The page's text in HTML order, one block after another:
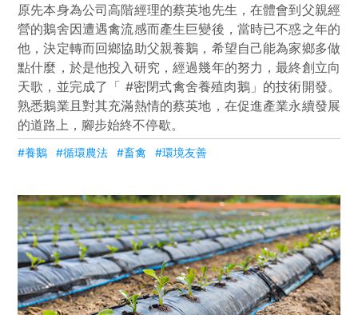
原先本身為公司高階經理的蔡英地先生，在體會到父親經
營的鵝舍因遭遇禽流感而產生巨變後，當時已不惑之年的
他，決定轉而回鄉協助父親養鵝，希望自己能為家鄉多做
點什麼，於是他投入研究，經過幾年的努力，最終創立向
天歌，並完成了「 #密閉式禽舍養殖肉鵝」的技術開發。
熟悉鵝業且對其充滿熱情的蔡英地，在促進產業永續發展
的道路上，腳步始終不停歇。
#養鵝 #循環農法 #畜禽 #環境友善